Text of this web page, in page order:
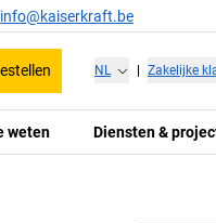
info@kaiserkraft.be
NL Zakelijke
weten Diensten &